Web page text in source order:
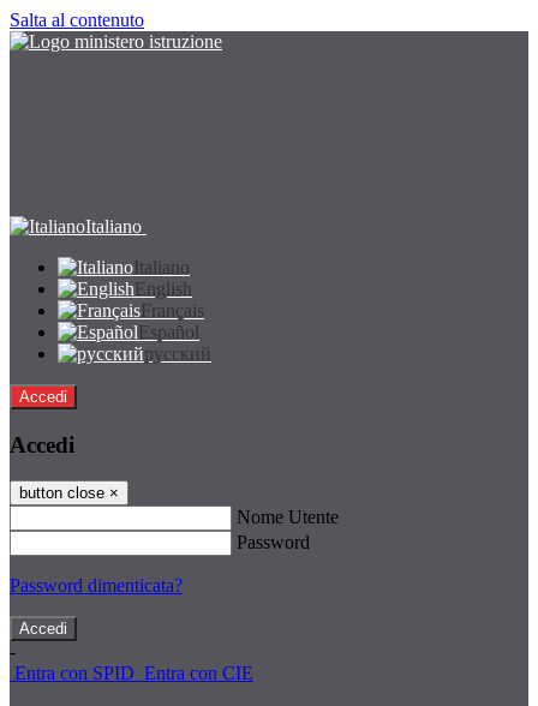
Salta al contenuto
Italiano
Italiano
English
Français
Español
русский
Accedi
Accedi
button close ×
Nome Utente
Password
Password dimenticata?
-
Entra con SPID Entra con CIE